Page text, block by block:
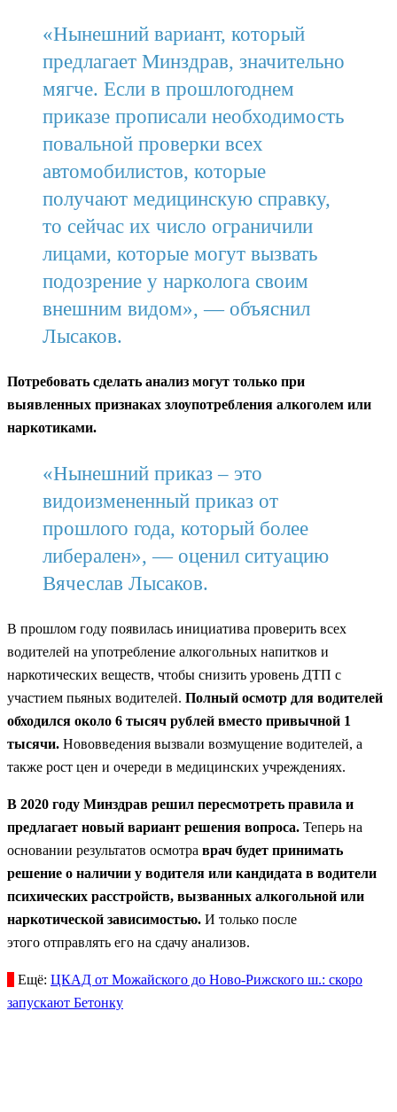
«Нынешний вариант, который
предлагает Минздрав, значительно
мягче. Если в прошлогоднем
приказе прописали необходимость
повальной проверки всех
автомобилистов, которые
получают медицинскую справку,
то сейчас их число ограничили
лицами, которые могут вызвать
подозрение у нарколога своим
внешним видом», — объяснил
Лысаков.
Потребовать сделать анализ могут только при
выявленных признаках злоупотребления алкоголем или
наркотиками.
«Нынешний приказ – это
видоизмененный приказ от
прошлого года, который более
либерален», — оценил ситуацию
Вячеслав Лысаков.
В прошлом году появилась инициатива проверить всех
водителей на употребление алкогольных напитков и
наркотических веществ, чтобы снизить уровень ДТП с
участием пьяных водителей. Полный осмотр для водителей
обходился около 6 тысяч рублей вместо привычной 1
тысячи. Нововведения вызвали возмущение водителей, а
также рост цен и очереди в медицинских учреждениях.
В 2020 году Минздрав решил пересмотреть правила и
предлагает новый вариант решения вопроса. Теперь на
основании результатов осмотра врач будет принимать
решение о наличии у водителя или кандидата в водители
психических расстройств, вызванных алкогольной или
наркотической зависимостью. И только после
этого отправлять его на сдачу анализов.
Ещё: ЦКАД от Можайского до Ново-Рижского ш.: скоро
запускают Бетонку